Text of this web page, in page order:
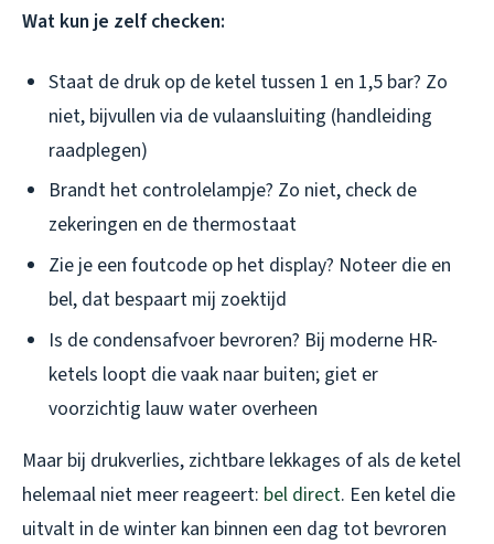
Wat kun je zelf checken:
Staat de druk op de ketel tussen 1 en 1,5 bar? Zo
niet, bijvullen via de vulaansluiting (handleiding
raadplegen)
Brandt het controlelampje? Zo niet, check de
zekeringen en de thermostaat
Zie je een foutcode op het display? Noteer die en
bel, dat bespaart mij zoektijd
Is de condensafvoer bevroren? Bij moderne HR-
ketels loopt die vaak naar buiten; giet er
voorzichtig lauw water overheen
Maar bij drukverlies, zichtbare lekkages of als de ketel
helemaal niet meer reageert: bel direct. Een ketel die
uitvalt in de winter kan binnen een dag tot bevroren